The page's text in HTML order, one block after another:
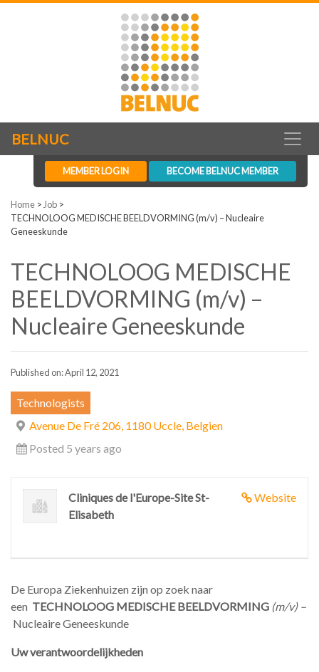
BELNUC
MEMBER LOGIN BECOME BELNUC MEMBER
Home > Job >
TECHNOLOOG MEDISCHE BEELDVORMING (m/v) – Nucleaire
Geneeskunde
TECHNOLOOG MEDISCHE
BEELDVORMING (m/v) –
Nucleaire Geneeskunde
Published on: April 12, 2021
Technologists
Avenue De Fré 206, 1180 Uccle, Belgien
Posted 5 years ago
Website
Cliniques de l'Europe-Site St-
Elisabeth
De Europa Ziekenhuizen zijn op zoek naar
een TECHNOLOOG MEDISCHE BEELDVORMING (m/v) –
Nucleaire Geneeskunde
Uw verantwoordelijkheden